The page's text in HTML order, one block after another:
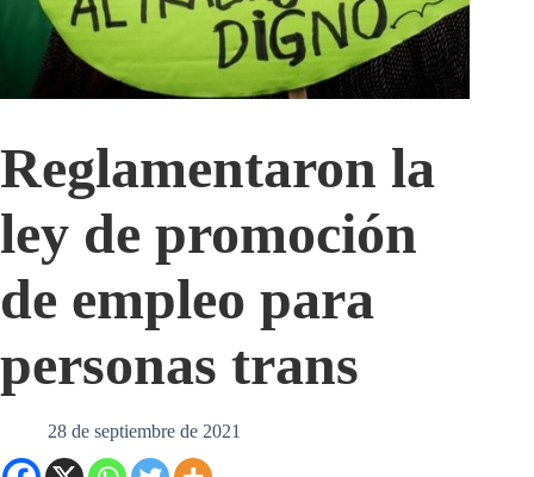
Reglamentaron la
ley de promoción
de empleo para
personas trans
28 de septiembre de 2021